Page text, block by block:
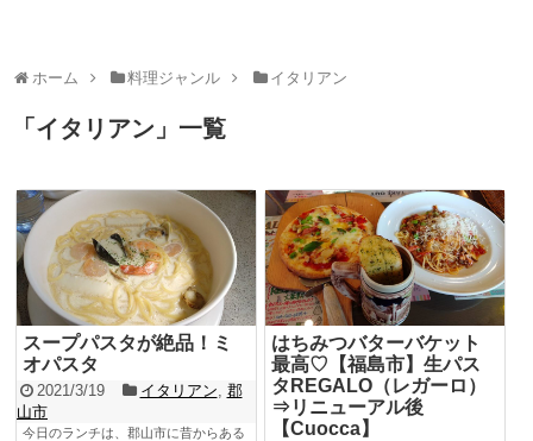
ホーム 料理ジャンル イタリアン
「 イタリアン 」 一覧
スープパスタが絶品！ミ
オパスタ
2021/3/19 イタリアン 郡
山市
今日のランチは、郡山市に昔からある
はちみつバターバケット
最高♡【福島市】生パス
タREGALO（レガーロ）
⇒リニューアル後
【Cuocca】